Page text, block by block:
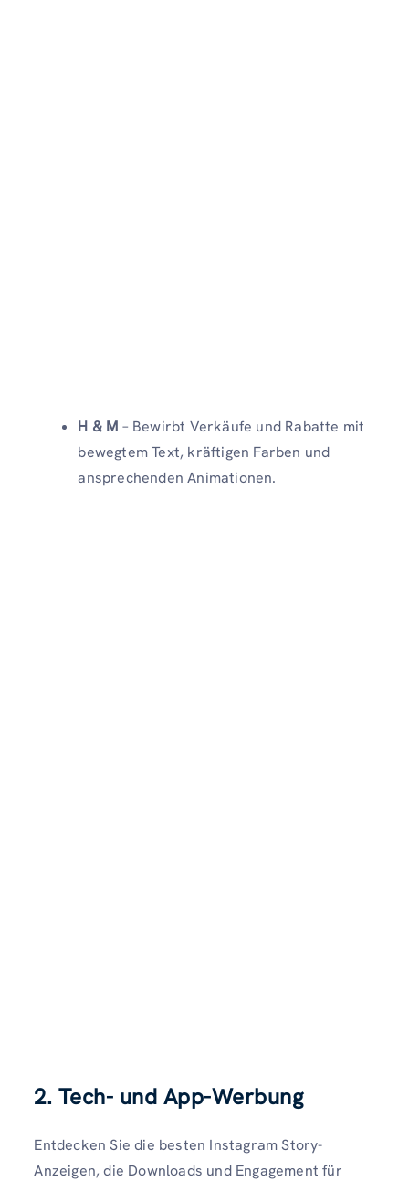
H & M – Bewirbt Verkäufe und Rabatte mit
bewegtem Text, kräftigen Farben und
ansprechenden Animationen.
2. Tech- und App-Werbung
Entdecken Sie die besten Instagram Story-
Anzeigen, die Downloads und Engagement für